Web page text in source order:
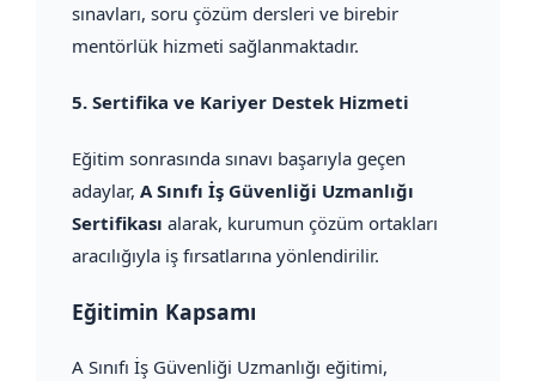
sınavları, soru çözüm dersleri ve birebir
mentörlük hizmeti sağlanmaktadır.
5. Sertifika ve Kariyer Destek Hizmeti
Eğitim sonrasında sınavı başarıyla geçen
adaylar, A Sınıfı İş Güvenliği Uzmanlığı
Sertifikası alarak, kurumun çözüm ortakları
aracılığıyla iş fırsatlarına yönlendirilir.
Eğitimin Kapsamı
A Sınıfı İş Güvenliği Uzmanlığı eğitimi,